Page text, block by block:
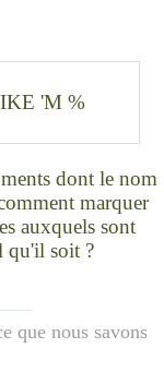
'M %
dont le nom
marquer
auxquels sont
qu'il soit ?
que nous savons